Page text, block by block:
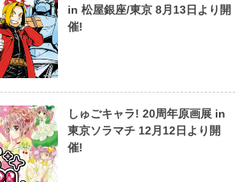
in 松屋銀座/東京 8月13日より開
催!
しゅごキャラ! 20周年原画展 in
東京ソラマチ 12月12日より開
催!